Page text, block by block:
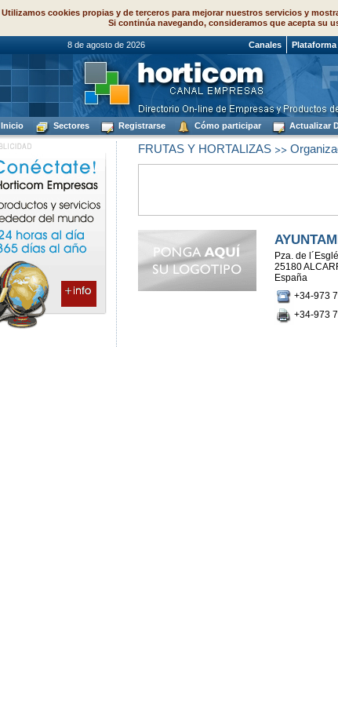
Utilizamos cookies propias y de terceros para mejorar nuestros servicios y
Si continúa navegando, consideramos que acepta su
8 de agosto de 2026 Canales
Inicio Sectores Registrarse Cómo participar Actualizar
FRUTAS Y HORTALIZAS>>
Pza. de
25180
España
+34-973
+34-973